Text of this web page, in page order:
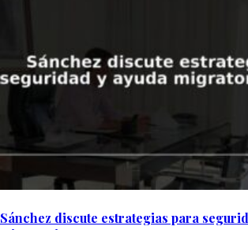
Sánchez discute estrategias para